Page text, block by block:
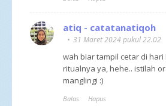
atiq - catatanatiqoh
31 Maret 2024 pukul 22.02
wah biar tampil cetar di
ritualnya ya, hehe.. istilah
manglingi :)
Balas Hapus